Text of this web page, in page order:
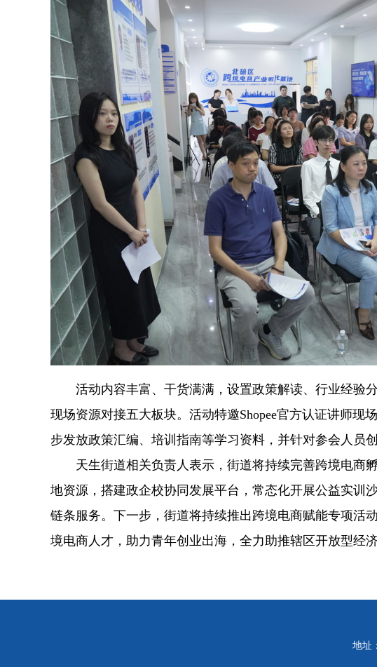
活动内容丰富、干货满满，设置政策解读、行业经验
现场资源对接五大板块。活动特邀Shopee官方认证讲师现
步发放政策汇编、培训指南等学习资料，并针对参会人员
天生街道相关负责人表示，街道将持续完善跨境电商
地资源，搭建政企校协同发展平台，常态化开展公益实训
链条服务。下一步，街道将持续推出跨境电商赋能专项活
境电商人才，助力青年创业出海，全力助推辖区开放型经济
地址